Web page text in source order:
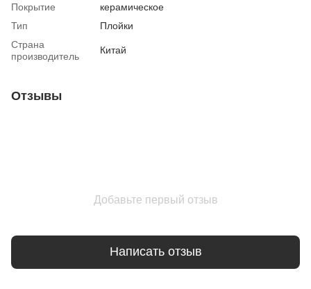
Покрытие
керамическое
Тип
Плойки
Страна
производитель
Китай
Отзывы
Добавьте первый отзыв
Написать отзыв